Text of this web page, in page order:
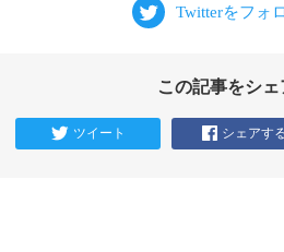
この記事をシェ
ツイート シェアす